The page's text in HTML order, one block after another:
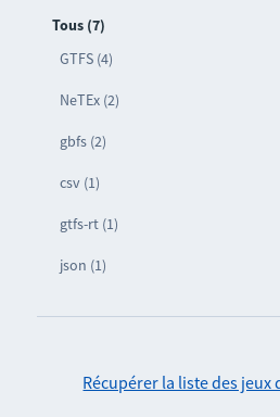
Tous (7)
GTFS (4)
NeTEx (2)
gbfs (2)
csv (1)
gtfs-rt (1)
json (1)
Récupérer la liste des jeux